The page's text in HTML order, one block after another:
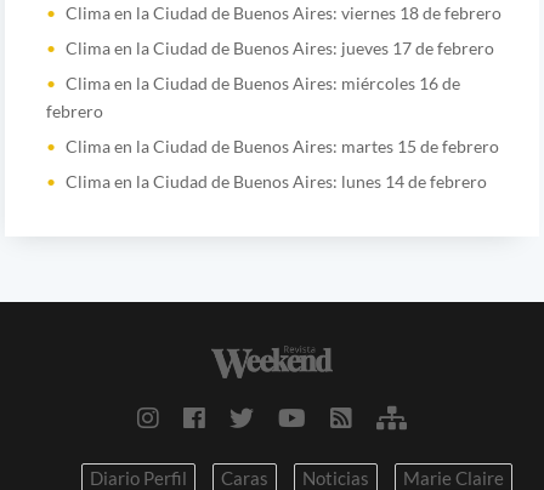
Clima en la Ciudad de Buenos Aires: viernes 18 de febrero
Clima en la Ciudad de Buenos Aires: jueves 17 de febrero
Clima en la Ciudad de Buenos Aires: miércoles 16 de
febrero
Clima en la Ciudad de Buenos Aires: martes 15 de febrero
Clima en la Ciudad de Buenos Aires: lunes 14 de febrero
Diario Perfil Caras Noticias
Marie Claire